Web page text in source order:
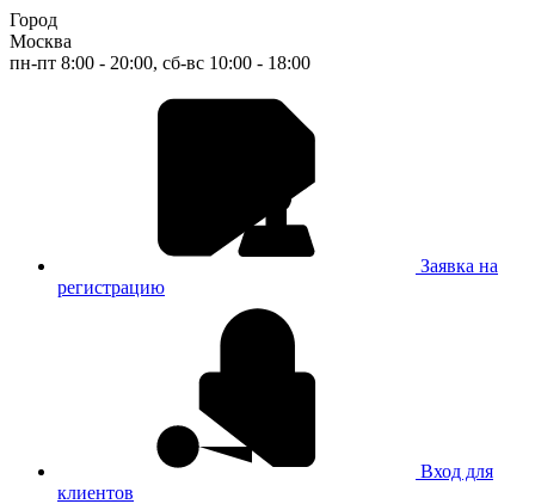
Город
Москва
пн-пт 8:00 - 20:00, сб-вс 10:00 - 18:00
Заявка на
регистрацию
Вход для
клиентов